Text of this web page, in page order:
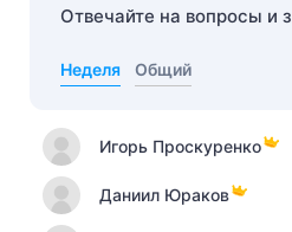
Отвечайте на вопросы и
Неделя Общий
Игорь Проскуренко
Даниил Юраков